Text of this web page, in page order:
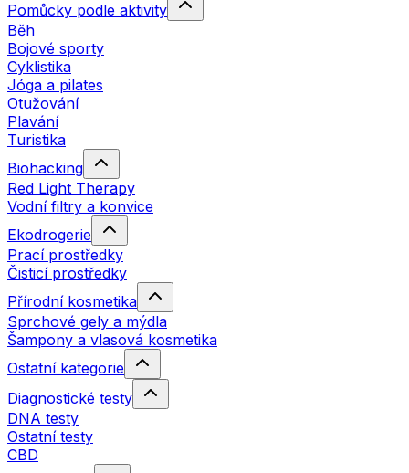
Pomůcky podle aktivity
Běh
Bojové sporty
Cyklistika
Jóga a pilates
Otužování
Plavání
Turistika
Biohacking
Red Light Therapy
Vodní filtry a konvice
Ekodrogerie
Prací prostředky
Čisticí prostředky
Přírodní kosmetika
Sprchové gely a mýdla
Šampony a vlasová kosmetika
Ostatní kategorie
Diagnostické testy
DNA testy
Ostatní testy
CBD